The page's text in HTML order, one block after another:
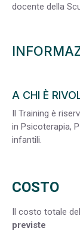
docente della
A CHI È
Il Training è
in Psicoterapia,
infantili.
COSTO
Il costo totale
previste